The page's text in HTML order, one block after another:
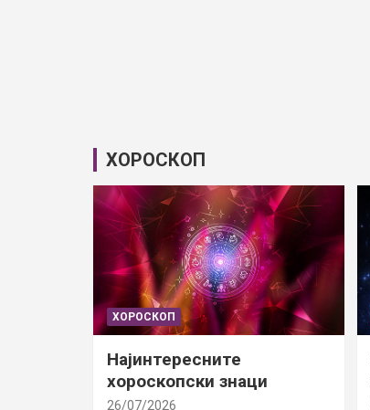
ХОРОСКОП
ХОРОСКОП
Најинтересните
хороскопски знаци
26/07/2026